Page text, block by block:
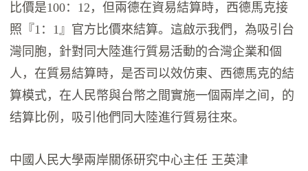
比價是100：12，但兩德在資易結算時，西德馬克接
照『1：1』官方比價來結算。這啟示我們，為吸引台
灣同胞，針對同大陸進行質易活動的合灣企業和個
人，在質易結算時，是否司以效仿東、西德馬克的結
算模式，在人民幣與台幣之間實施一個兩岸之间，的
结算比例，吸引他們同大陸進行質易往來。
中國人民大學兩岸關係研究中心主任 王英津